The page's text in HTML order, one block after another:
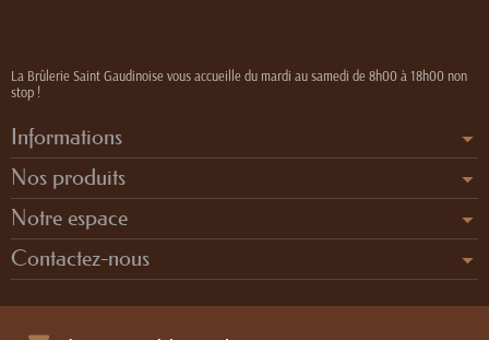
La Brûlerie Saint Gaudinoise vous accueille du mardi au samedi de 8h00 à 18h00 non
stop !
Informations
Nos produits
Notre espace
Contactez-nous